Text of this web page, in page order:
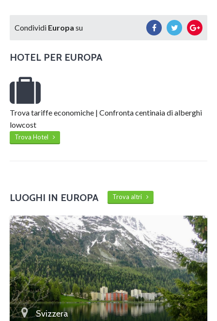
Condividi Europa su
HOTEL PER EUROPA
Trova tariffe economiche | Confronta centinaia di alberghi
lowcost
Trova Hotel
LUOGHI IN EUROPA Trova altri
Svizzera